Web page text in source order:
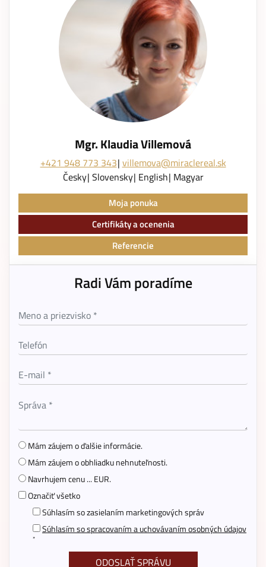
Mgr. Klaudia Villemová
+421 948 773 343 villemova@miraclereal.sk
Česky Slovensky English Magyar
Moja ponuka
Certifikáty a ocenenia
Referencie
Radi Vám poradíme
Mám záujem o ďalšie informácie.
Mám záujem o obhliadku nehnuteľnosti.
Navrhujem cenu ... EUR.
Označiť všetko
Súhlasím so zasielaním marketingových správ
Súhlasím so spracovaním a uchovávaním osobných údajov
*